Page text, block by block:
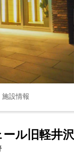
施設情報
ル旧軽井沢